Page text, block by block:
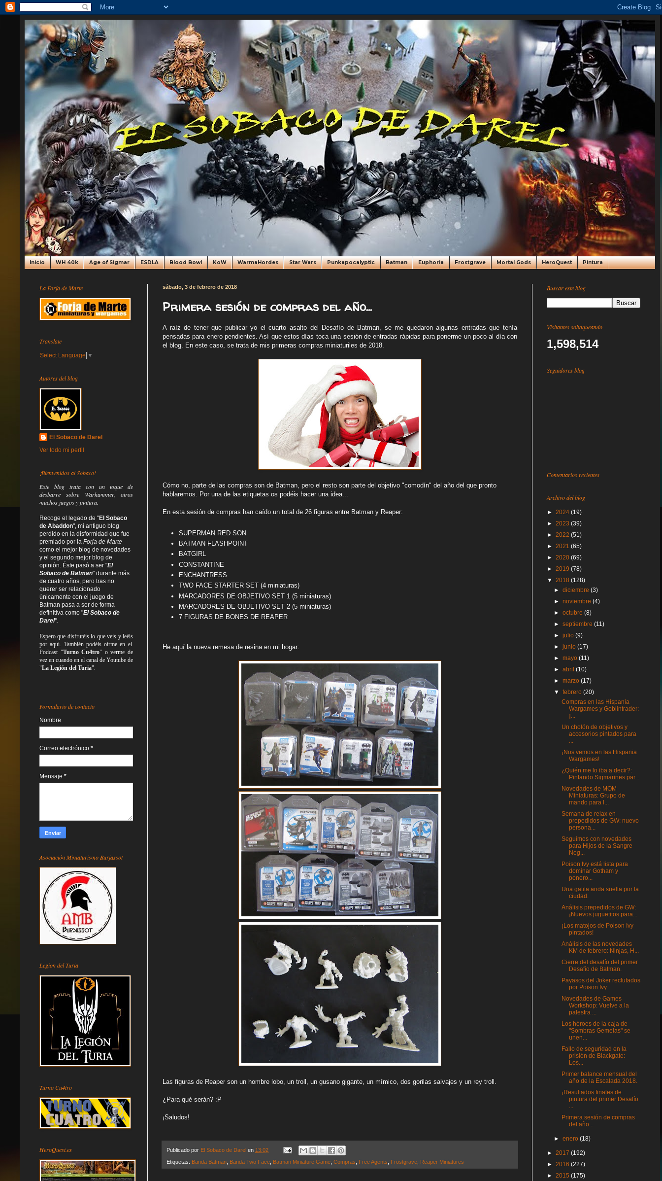
Inicio WH 40k Age of Sigmar ESDLA Blood Bowl KoW WarmaHordes Star Wars Punkapocalyptic Batman Euphoria Frostgrave Mortal Gods HeroQuest Pintura
sábado, 3 de febrero de 2018
Primera sesión de compras del año...
A raíz de tener que publicar yo el cuarto asalto del Desafío de Batman, se me quedaron algunas entradas que tenía
pensadas para enero pendientes. Así que estos días toca una sesión de entradas rápidas para ponerme un poco al día con
el blog. En este caso, se trata de mis primeras compras miniaturiles de 2018.
Cómo no, parte de las compras son de Batman, pero el resto son parte del objetivo "comodín" del año del que pronto
hablaremos. Por una de las etiquetas os podéis hacer una idea...
En esta sesión de compras han caído un total de 26 figuras entre Batman y Reaper:
SUPERMAN RED SON
BATMAN FLASHPOINT
BATGIRL
CONSTANTINE
ENCHANTRESS
TWO FACE STARTER SET (4 miniaturas)
MARCADORES DE OBJETIVO SET 1 (5 miniaturas)
MARCADORES DE OBJETIVO SET 2 (5 miniaturas)
7 FIGURAS DE BONES DE REAPER
He aquí la nueva remesa de resina en mi hogar:
Las figuras de Reaper son un hombre lobo, un troll, un gusano gigante, un mímico, dos gorilas salvajes y un rey troll.
¿Para qué serán? :P
¡Saludos!
Publicado por El Sobaco de Darel en 13:02
Etiquetas: Banda Batman Banda Two Face Batman Miniature Game Compras Free Agents Frostgrave Reaper Miniatures
La Forja de Marte
Translate
Select Language ▼
Autores del blog
El Sobaco de Darel
Ver todo mi perfil
¡Bienvenidos al Sobaco!
Este blog trata con un toque de
desbarre sobre Warhammer, otros
muchos juegos y pintura.
Recoge el legado de "El Sobaco
de Abaddon", mi antiguo blog
perdido en la disformidad que fue
premiado por la Forja de Marte
como el mejor blog de novedades
y el segundo mejor blog de
opinión. Éste pasó a ser "El
Sobaco de Batman" durante más
de cuatro años, pero tras no
querer ser relacionado
únicamente con el juego de
Batman pasa a ser de forma
definitiva como "El Sobaco de
Darel".
Espero que disfrutéis lo queveis yleéis
por aquí. También podéis oírme en el
Podcast "Turno Cu4tro" o verme de
vez en cuando en el canal de Youtube de
"La Legión del Turia".
Formulario de contacto
Nombre
Correo electrónico *
Mensaje *
Asociación Miniaturismo Burjassot
Legion del Turia
Turno Cu4tro
HeroQuest.es
Buscar este blog
Visitantes sobaqueando
1,598,514
Seguidores blog
Comentarios recientes
Archivo del blog
► 2024 (19)
► 2023 (39)
► 2022 (51)
► 2021 (65)
► 2020 (69)
► 2019 (78)
▼ 2018 (128)
►diciembre(3)
►noviembre(4)
►octubre(8)
►septiembre(11)
►julio(9)
►junio(17)
►mayo(11)
►abril(10)
►marzo(17)
▼febrero(20)
Compras en las Hispania
Wargames y Goblintrader:
¡...
Un cholón de objetivos y
accesorios pintados para
...
¡Nos vemos en las Hispania
Wargames!
¿Quién me lo iba a decir?:
Pintando Sigmarines par...
Novedades de MOM
Miniaturas: Grupo de
mando para l...
Semana de relax en
prepedidos de GW: nuevo
persona...
Seguimos con novedades
para Hijos de la Sangre
Neg...
Poison Ivy está lista para
dominar Gotham y
ponero...
Una gatita anda suelta por la
ciudad.
Análisis prepedidos de GW:
¡Nuevos juguetitos para...
¡Los matojos de Poison Ivy
pintados!
Análisis de las novedades
KM de febrero: Ninjas, H...
Cierre del desafío del primer
Desafío de Batman.
Payasos del Joker reclutados
por Poison Ivy.
Novedades de Games
Workshop: Vuelve a la
palestra ...
Los héroes de la caja de
"Sombras Gemelas" se
unen...
Fallo de seguridad en la
prisión de Blackgate:
Los...
Primer balance mensual del
año de la Escalada 2018.
¡Resultados finales de
pintura del primer Desafío
...
Primera sesión de compras
del año...
►enero(18)
► 2017 (192)
► 2016 (227)
► 2015 (175)